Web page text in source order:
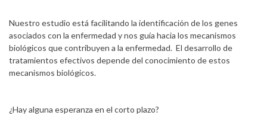
Nuestro estudio está facilitando la identificación de los genes
asociados con la enfermedad y nos guía hacia los mecanismos
biológicos que contribuyen a la enfermedad. El desarrollo de
tratamientos efectivos depende del conocimiento de estos
mecanismos biológicos.
¿Hay alguna esperanza en el corto plazo?